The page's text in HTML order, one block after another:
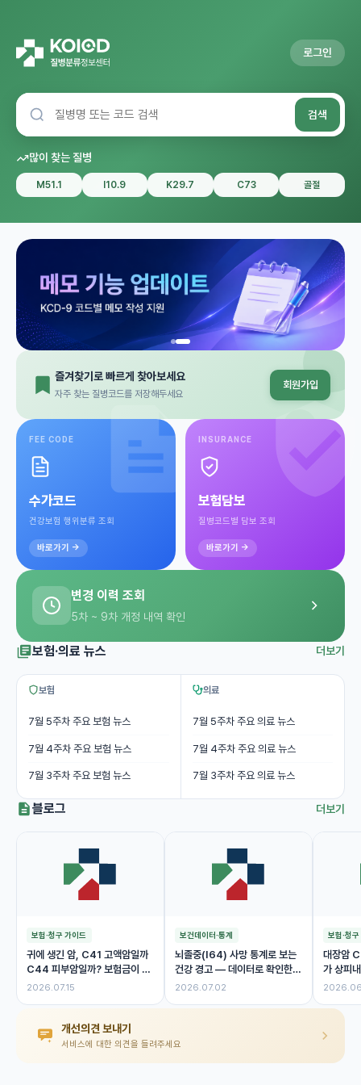
로그인
검색
많이 찾는 질병
M51.1 I10.9 K29.7 C73 골절
즐겨찾기로 빠르게 찾아보세요
자주 찾는 질병코드를 저장해두세요
회원가입
FEE CODE
수가코드
건강보험 행위분류 조회
바로가기 →
INSURANCE
보험담보
질병코드별 담보 조회
바로가기 →
변경 이력 조회
5차 ~ 9차 개정 내역 확인
보험·의료 뉴스 더보기
보험
7월 5주차 주요 보험 뉴스
7월 4주차 주요 보험 뉴스
7월 3주차 주요 보험 뉴스
의료
7월 5주차 주요 의료 뉴스
7월 4주차 주요 의료 뉴스
7월 3주차 주요 의료 뉴스
블로그 더보기
보험·청구 가이드
귀에 생긴 암, C41 고액암일까
C44 피부암일까? 보험금이 달
라진 이유
2026.07.15
보건데이터·통계
뇌졸중(I64) 사망 통계로 보는
건강 경고 — 데이터로 확인한
위험 신호
2026.07.02
보험·청
대장암
가 상피
제 보험
개선의견 보내기
서비스에 대한 의견을 들려주세요